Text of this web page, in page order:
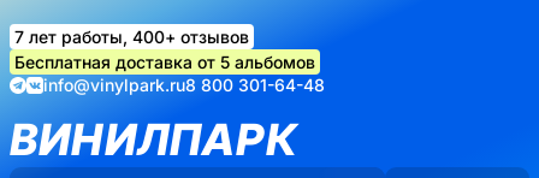
7 лет работы, 400+ отзывов
Бесплатная доставка от 5 альбомов
info@vinylpark.ru8 800 301-64-48
ВИНИЛПАРК